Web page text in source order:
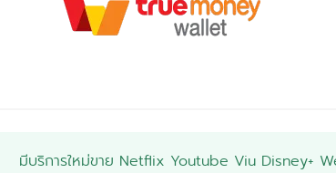
มีบริการใหม่ขาย Netflix Youtube Viu Disney+